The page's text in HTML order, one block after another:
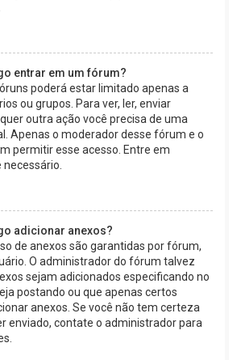
entrar em um fórum?
poderá estar limitado apenas a
ou grupos. Para ver, ler, enviar
outra ação você precisa de uma
Apenas o moderador desse fórum e o
permitir esse acesso. Entre em
necessário.
adicionar anexos?
de anexos são garantidas por fórum,
O administrador do fórum talvez
sejam adicionados especificando no
postando ou que apenas certos
anexos. Se você não tem certeza
enviado, contate o administrador para